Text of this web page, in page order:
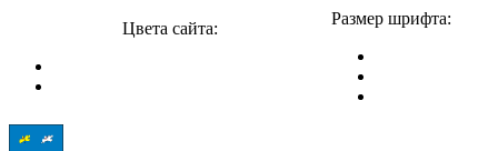
Цвета сайта:
Размер шрифта: